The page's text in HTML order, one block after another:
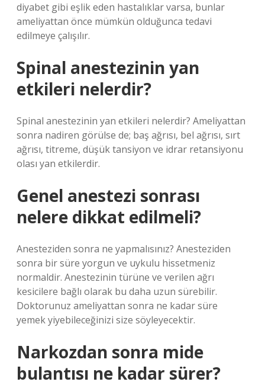
diyabet gibi eşlik eden hastalıklar varsa, bunlar
ameliyattan önce mümkün olduğunca tedavi
edilmeye çalışılır.
Spinal anestezinin yan
etkileri nelerdir?
Spinal anestezinin yan etkileri nelerdir? Ameliyattan
sonra nadiren görülse de; baş ağrısı, bel ağrısı, sırt
ağrısı, titreme, düşük tansiyon ve idrar retansiyonu
olası yan etkilerdir.
Genel anestezi sonrası
nelere dikkat edilmeli?
Anesteziden sonra ne yapmalısınız? Anesteziden
sonra bir süre yorgun ve uykulu hissetmeniz
normaldir. Anestezinin türüne ve verilen ağrı
kesicilere bağlı olarak bu daha uzun sürebilir.
Doktorunuz ameliyattan sonra ne kadar süre
yemek yiyebileceğinizi size söyleyecektir.
Narkozdan sonra mide
bulantısı ne kadar sürer?